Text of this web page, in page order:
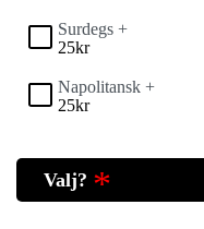
Surdegs +
25kr
Napolitansk +
25kr
Valj?